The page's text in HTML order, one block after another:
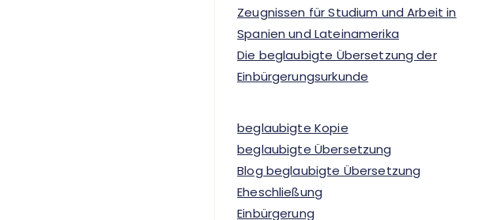
Zeugnissen für Studium und Arbeit in
Spanien und Lateinamerika
Die beglaubigte Übersetzung der
Einbürgerungsurkunde
beglaubigte Kopie
beglaubigte Übersetzung
Blog beglaubigte Übersetzung
Eheschließung
Einbürgerung